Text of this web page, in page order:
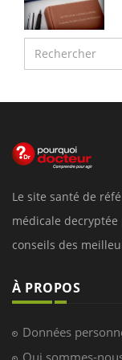
Le site santé de
médicale
conseils des
À PROPOS
Données
Qui sommes-